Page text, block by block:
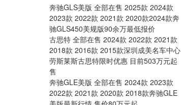
奔驰GLS美版 全部在售 2025款 2024款
2023款 2022款 2021款 2020款2024款奔
驰GLS450美规版90余万最低报价
古思特 全部在售 2024款 2022款 2021款
2018款 2016款 2015款深圳成美名车中心
劳斯莱斯古思特限时优惠 目前503万元起
售
奔驰GLE美版 全部在售 2024款 2023款
2022款 2021款 2020款 2018款奔驰GLE